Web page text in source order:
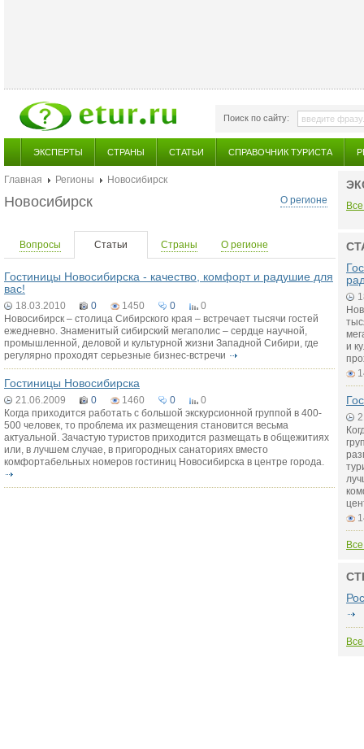
Поиск по сайту:
ЭКСПЕРТЫ СТРАНЫ СТАТЬИ СПРАВОЧНИК ТУРИСТА
Главная Регионы
Новосибирск
О регионе
Новосибирск
Вопросы Статьи Страны О регионе
Гостиницы Новосибирска - качество, комфорт и радушие для
вас!
18.03.2010 0 1450 0
0
Новосибирск – столица Сибирского края – встречает тысячи гостей
ежедневно. Знаменитый сибирский мегаполис – сердце научной,
промышленной, деловой и культурной жизни Западной Сибири, где
регулярно проходят серьезные бизнес-встречи
Гостиницы Новосибирска
21.06.2009 0 1460 0
0
Когда приходится работать с большой экскурсионной группой в 400-
500 человек, то проблема их размещения становится весьма
актуальной. Зачастую туристов приходится размещать в общежитиях
или, в лучшем случае, в пригородных санаториях вместо
комфортабельных номеров гостиниц Новосибирска в центре города.
и